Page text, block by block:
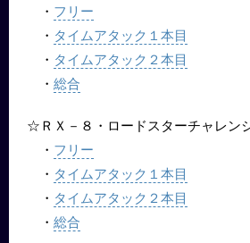
・ フリー
・ タイムアタック１本目
・ タイムアタック２本目
・ 総合
☆ＲＸ－８・ロードスターチャレン
・ フリー
・ タイムアタック１本目
・ タイムアタック２本目
・ 総合